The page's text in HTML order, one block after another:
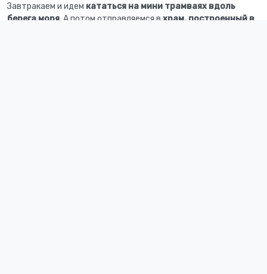
Завтракаем и идем кататься на мини трамваях вдоль
берега моря . А потом отправляемся в храм, построенный в